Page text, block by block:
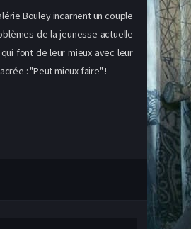
Bouley incarnent un couple
de la jeunesse actuelle
font de leur mieux avec leur
: "Peut mieux faire" !